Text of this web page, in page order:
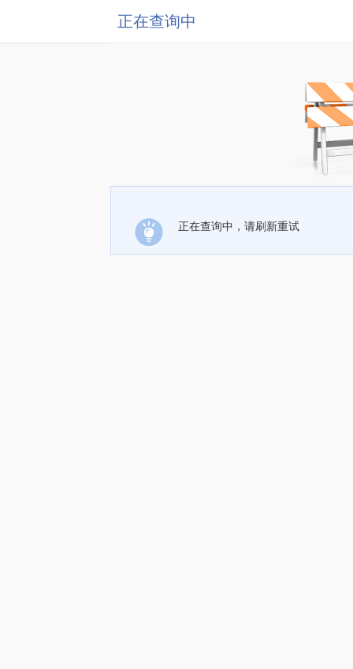
正在查询中
正在查询中，请刷新重试